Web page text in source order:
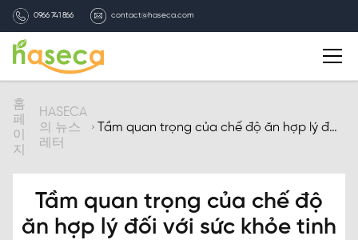
0966 741 866 contact@haseca.com
자기소개
HASECA 선택
서비스
홈
페
이
지
HASECA
의 뉴스
레터
Tầm quan trọng của chế độ ăn hợp lý đối
Tầm quan trọng của chế độ
ăn hợp lý đối với sức khỏe tinh